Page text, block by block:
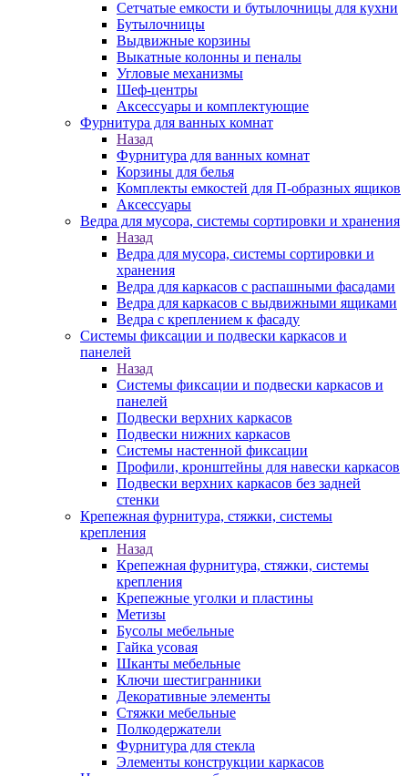
Сетчатые емкости и бутылочницы для кухни
Бутылочницы
Выдвижные корзины
Выкатные колонны и пеналы
Угловые механизмы
Шеф-центры
Аксессуары и комплектующие
Фурнитура для ванных комнат
Назад
Фурнитура для ванных комнат
Корзины для белья
Комплекты емкостей для П-образных ящиков
Аксессуары
Ведра для мусора, системы сортировки и хранения
Назад
Ведра для мусора, системы сортировки и
хранения
Ведра для каркасов с распашными фасадами
Ведра для каркасов с выдвижными ящиками
Ведра с креплением к фасаду
Системы фиксации и подвески каркасов и
панелей
Назад
Системы фиксации и подвески каркасов и
панелей
Подвески верхних каркасов
Подвески нижних каркасов
Системы настенной фиксации
Профили, кронштейны для навески каркасов
Подвески верхних каркасов без задней
стенки
Крепежная фурнитура, стяжки, системы
крепления
Назад
Крепежная фурнитура, стяжки, системы
крепления
Крепежные уголки и пластины
Метизы
Бусолы мебельные
Гайка усовая
Шканты мебельные
Ключи шестигранники
Декоративные элементы
Стяжки мебельные
Полкодержатели
Фурнитура для стекла
Элементы конструкции каркасов